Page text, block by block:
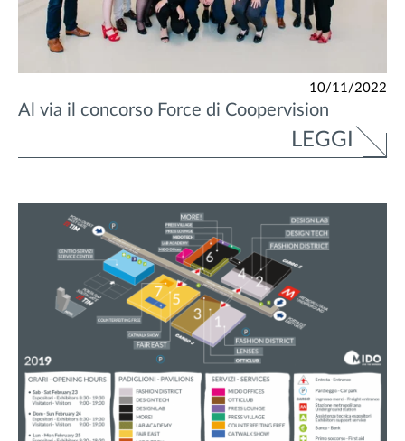
10/11/2022
Al via il concorso Force di Coopervision
LEGGI